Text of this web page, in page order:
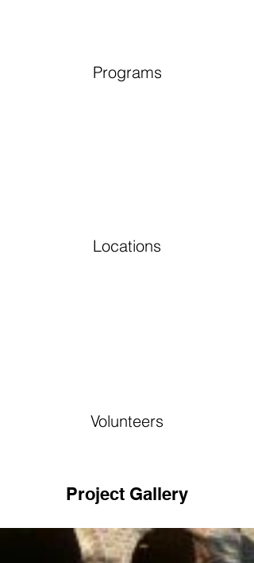
Programs
Locations
Volunteers
Project Gallery